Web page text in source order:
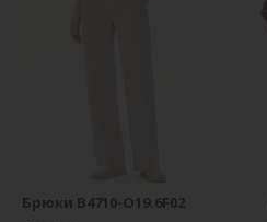
Брюки B4710-O19.6F02